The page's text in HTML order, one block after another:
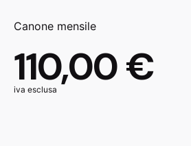
Canone mensile
110,00 €
iva esclusa